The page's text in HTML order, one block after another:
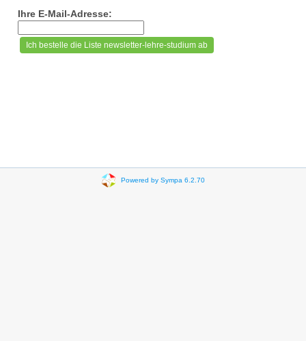
Ihre E-Mail-Adresse:
Powered by Sympa 6.2.70